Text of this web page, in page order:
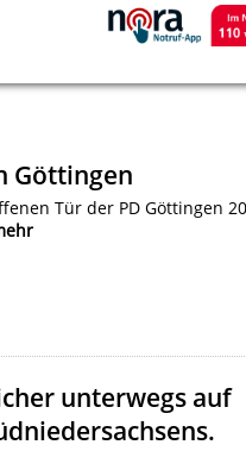
Göttingen
Tür der PD Göttingen
unterwegs auf